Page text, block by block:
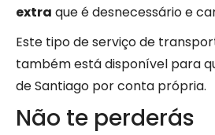
extra que é desnecessário e
Este tipo de serviço de
também está disponível para
de Santiago por conta própria.
Não te perderás